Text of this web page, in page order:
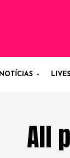
NOTÍCIAS LIVES
All